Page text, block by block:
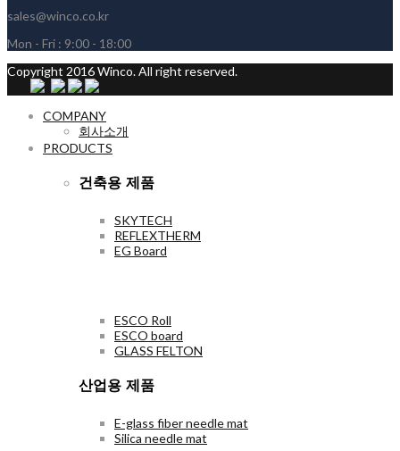
sales@winco.co.kr
Mon - Fri : 9:00 - 18:00
Copyright 2016 Winco. All right reserved.
COMPANY
회사소개
PRODUCTS
건축용 제품
SKYTECH
REFLEXTHERM
EG Board
ESCO Roll
ESCO board
GLASS FELTON
산업용 제품
E-glass fiber needle mat
Silica needle mat